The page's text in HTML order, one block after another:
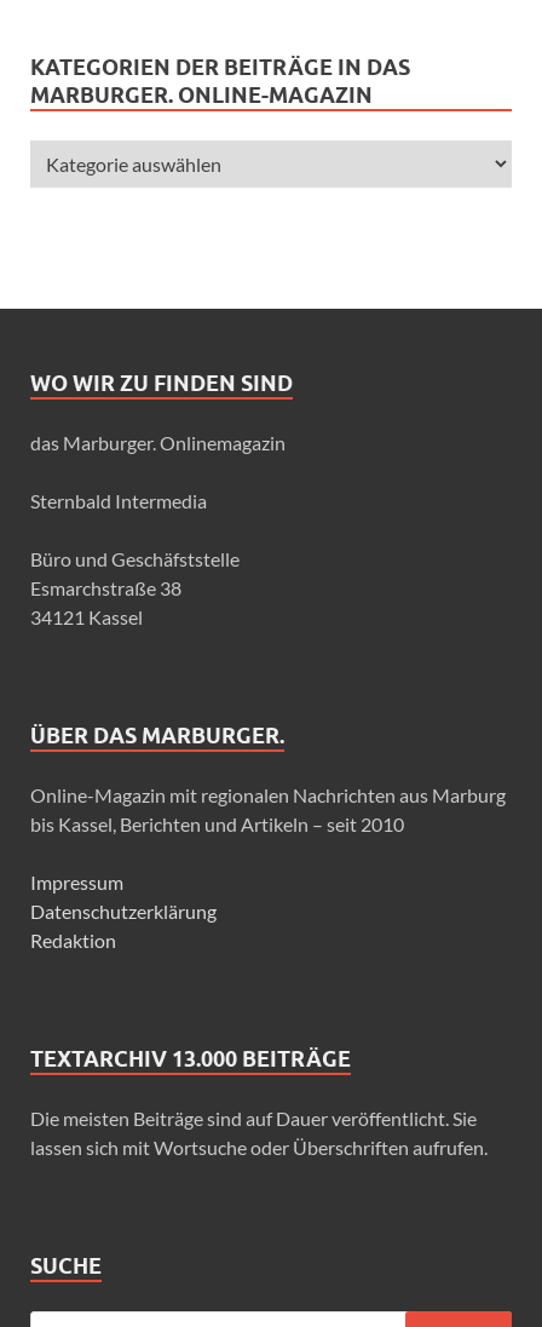
KATEGORIEN DER BEITRÄGE IN DAS
MARBURGER. ONLINE-MAGAZIN
WO WIR ZU FINDEN SIND
das Marburger. Onlinemagazin
Sternbald Intermedia
Büro und Geschäfststelle
Esmarchstraße 38
34121 Kassel
ÜBER DAS MARBURGER.
Online-Magazin mit regionalen Nachrichten aus Marburg
bis Kassel, Berichten und Artikeln – seit 2010
Impressum
Datenschutzerklärung
Redaktion
TEXTARCHIV 13.000 BEITRÄGE
Die meisten Beiträge sind auf Dauer veröffentlicht. Sie
lassen sich mit Wortsuche oder Überschriften aufrufen.
SUCHE